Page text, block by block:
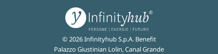
© 2026 Infinityhub S.p.A. Benefit
Palazzo Giustinian Lolin, Canal Grande